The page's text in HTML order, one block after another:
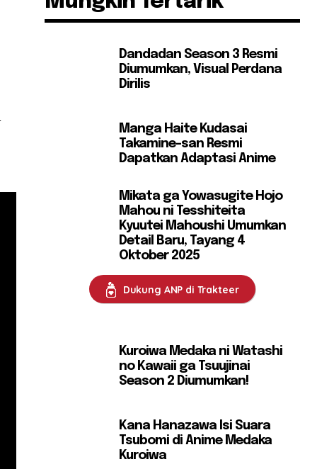
Dandadan Season 3 Resmi
Diumumkan, Visual Perdana
Dirilis
Manga Haite Kudasai
Takamine-san Resmi
Dapatkan Adaptasi Anime
Mikata ga Yowasugite Hojo
Mahou ni Tesshiteita
Kyuutei Mahoushi Umumkan
Detail Baru, Tayang 4
Oktober 2025
Dukung ANP di Trakteer
Kuroiwa Medaka ni Watashi
no Kawaii ga Tsuujinai
Season 2 Diumumkan!
Kana Hanazawa Isi Suara
Tsubomi di Anime Medaka
Kuroiwa